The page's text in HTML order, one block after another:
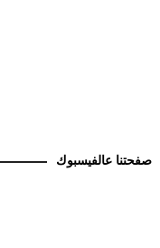
صفحتنا عالفيسبوك